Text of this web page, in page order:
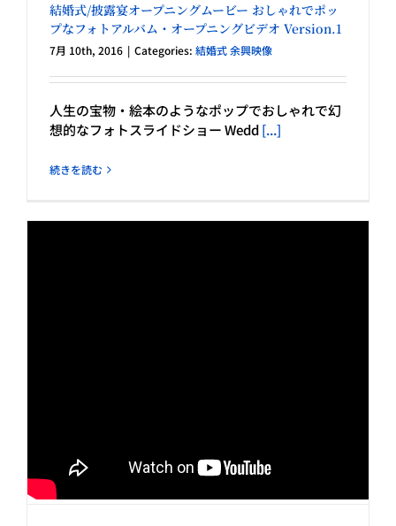
結婚式/披露宴オープニングムービー おしゃれでポッ
プなフォトアルバム・オープニングビデオ Version.1
7月 10th, 2016 | Categories: 結婚式 余興映像
人生の宝物・絵本のようなポップでおしゃれで幻
想的なフォトスライドショー Wedd[...]
続きを読む